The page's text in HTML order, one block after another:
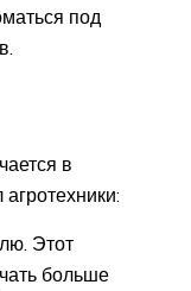
под
в
Этот
больше